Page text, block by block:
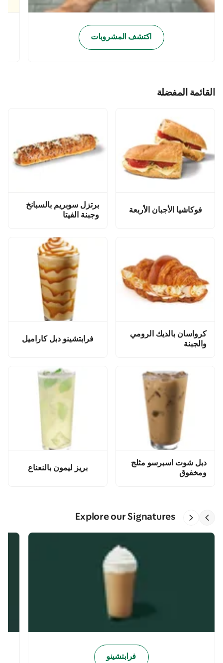
اكتشف المشروبات
القائمة المفضلة
فوكاشيا الأجبان الأربعة
برتزل سوبريم بالسبانخ
وجبنة الفيتا
كرواسان بالديك الرومي
والجبنة
فرابتشينو دبل كاراميل
دبل شوت اسبرسو مثلج
ومخفوق
بريز ليمون بالنعناع
Explore our Signatures
فرابتشينو